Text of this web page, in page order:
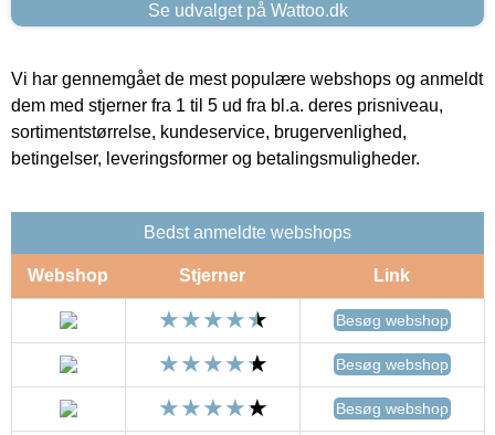
Se udvalget på Wattoo.dk
Vi har gennemgået de mest populære webshops og anmeldt
dem med stjerner fra 1 til 5 ud fra bl.a. deres prisniveau,
sortimentstørrelse, kundeservice, brugervenlighed,
betingelser, leveringsformer og betalingsmuligheder.
Bedst anmeldte webshops
Webshop Stjerner Link
Besøg webshop
Besøg webshop
Besøg webshop